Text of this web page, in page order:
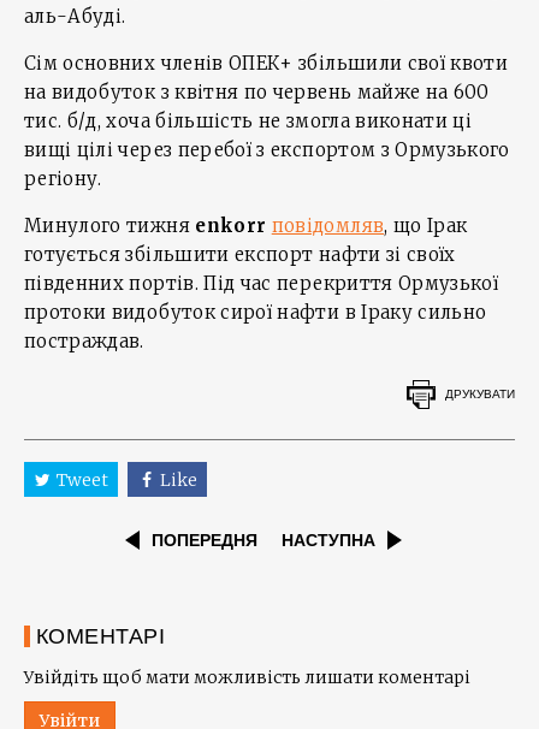
аль-Абуді.
Сім основних членів ОПЕК+ збільшили свої квоти
на видобуток з квітня по червень майже на 600
тис. б/д, хоча більшість не змогла виконати ці
вищі цілі через перебої з експортом з Ормузького
регіону.
Минулого тижня enkorr повідомляв, що Ірак
готується збільшити експорт нафти зі своїх
південних портів. Під час перекриття Ормузької
протоки видобуток сирої нафти в Іраку сильно
постраждав.
ДРУКУВАТИ
Tweet Like
ПОПЕРЕДНЯ НАСТУПНА
КОМЕНТАРІ
Увійдіть щоб мати можливість лишати коментарі
Увійти